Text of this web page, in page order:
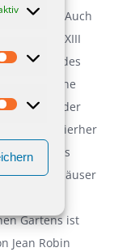
City. Auch
Ludwig XIII
Leitung des
zugängliche
während der
hierher
des bis
Gewächshäuser
seltene
Gartens ist
Jean Robin